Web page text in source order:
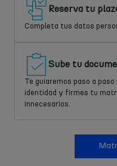
Reserva tu
Completa tus datos
Sube tu
Te guiaremos paso a
identidad y firmes tu
innecesarios.